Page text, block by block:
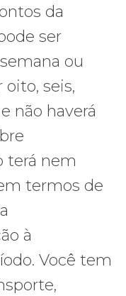
da
ser
ou
seis,
não haverá
terá nem
termos de
à
Você tem